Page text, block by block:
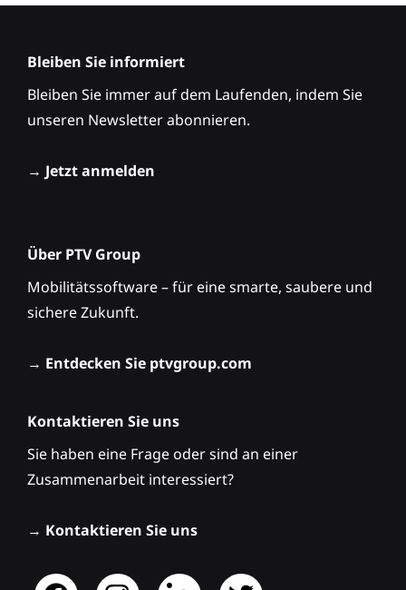
Bleiben Sie informiert
Bleiben Sie immer auf dem Laufenden, indem Sie
unseren Newsletter abonnieren.
→ Jetzt anmelden
Über PTV Group
Mobilitätssoftware – für eine smarte, saubere und
sichere Zukunft.
→ Entdecken Sie ptvgroup.com
Kontaktieren Sie uns
Sie haben eine Frage oder sind an einer
Zusammenarbeit interessiert?
→ Kontaktieren Sie uns